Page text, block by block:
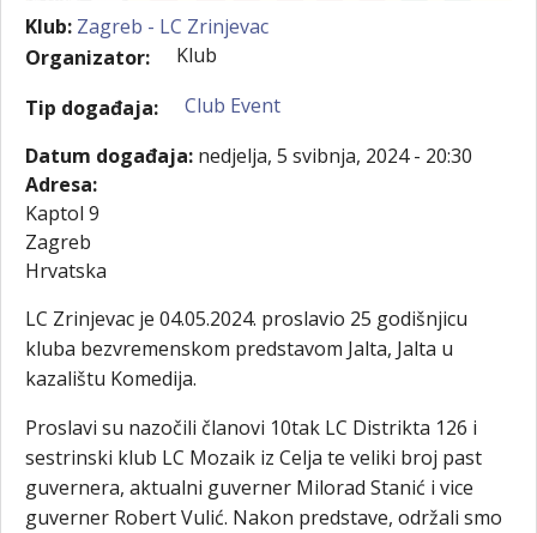
Klub: Zagreb - LC Zrinjevac
Organizator:
Klub
Tip događaja:
Club Event
Datum događaja: nedjelja, 5 svibnja, 2024 - 20:30
Adresa:
Kaptol 9
Zagreb
Hrvatska
LC Zrinjevac je 04.05.2024. proslavio 25 godišnjicu
kluba bezvremenskom predstavom Jalta, Jalta u
kazalištu Komedija.
Proslavi su nazočili članovi 10tak LC Distrikta 126 i
sestrinski klub LC Mozaik iz Celja te veliki broj past
guvernera, aktualni guverner Milorad Stanić i vice
guverner Robert Vulić. Nakon predstave, održali smo